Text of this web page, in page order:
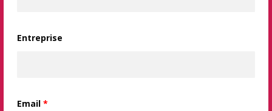
Entreprise
Email *